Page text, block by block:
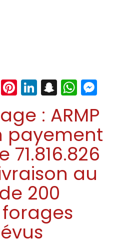
instagram
Pinterest
LinkedIn
Snapchat
: ARMP
payement
au
200